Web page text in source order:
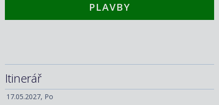
PLAVBY
Itinerář
17.05.2027, Po